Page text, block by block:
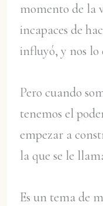
momento de la
incapaces de
influyó, y nos lo
Pero cuando
tenemos el
empezar a
la que se le
Es un tema de